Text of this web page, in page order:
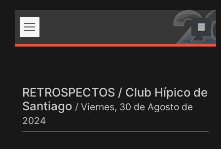
RETROSPECTOS / Club Hípico de
Santiago / Viernes, 30 de Agosto de
2024